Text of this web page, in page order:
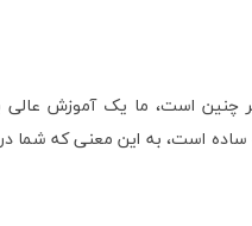
چنین است، ما یک آموزش عالی
است، به این معنی که شما در